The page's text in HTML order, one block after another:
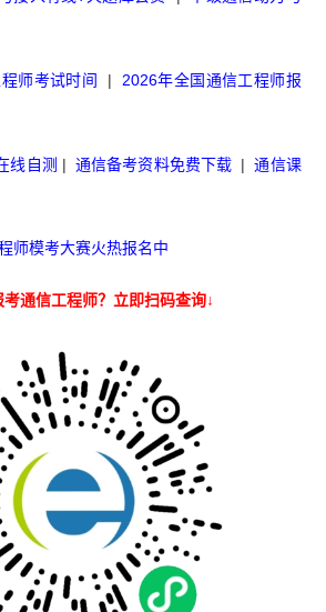
师考试时间 | 2026年全国通信工程师报
线自测 |通信备考资料免费下载 |通信课
师模考大赛火热报名中
通信工程师？立即扫码查询↓